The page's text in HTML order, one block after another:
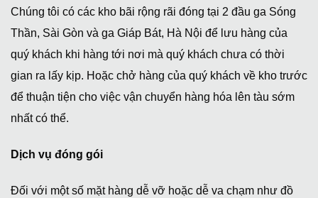
Chúng tôi có các kho bãi rộng rãi đóng tại 2 đầu ga Sóng
Thần, Sài Gòn và ga Giáp Bát, Hà Nội để lưu hàng của
quý khách khi hàng tới nơi mà quý khách chưa có thời
gian ra lấy kịp. Hoặc chở hàng của quý khách về kho trước
để thuận tiện cho việc vận chuyển hàng hóa lên tàu sớm
nhất có thể.
Dịch vụ đóng gói
Đối với một số mặt hàng dễ vỡ hoặc dễ va chạm như đồ